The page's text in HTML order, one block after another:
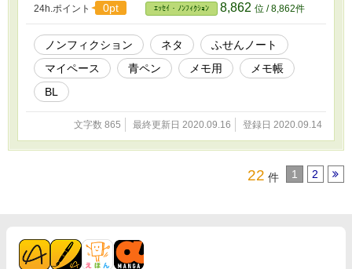
24h.ポイント 0pt ｴｯｾｲ・ﾉﾝﾌｨｸｼｮﾝ 8,862 位 / 8,862件
ノンフィクション ネタ
ふせんノート
マイペース
青ペン メモ用
メモ帳
BL
文字数 865 最終更新日 2020.09.16 登録日 2020.09.14
22 件 1 2